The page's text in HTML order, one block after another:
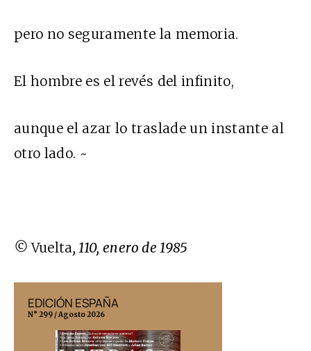
pero no seguramente la memoria.
El hombre es el revés del infinito,
aunque el azar lo traslade un instante al
otro lado. ~
©Vuelta, 110, enero de 1985
EDICIÓN ESPAÑA
N° 299 / Agosto 2026